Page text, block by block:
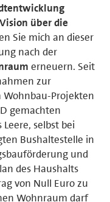
über die
Sie mich an dieser
nach der
erneuern. Seit
zur
Projekten
gemachten
selbst bei
Bushaltestelle in
und
des Haushalts
von Null Euro zu
Wohnraum darf